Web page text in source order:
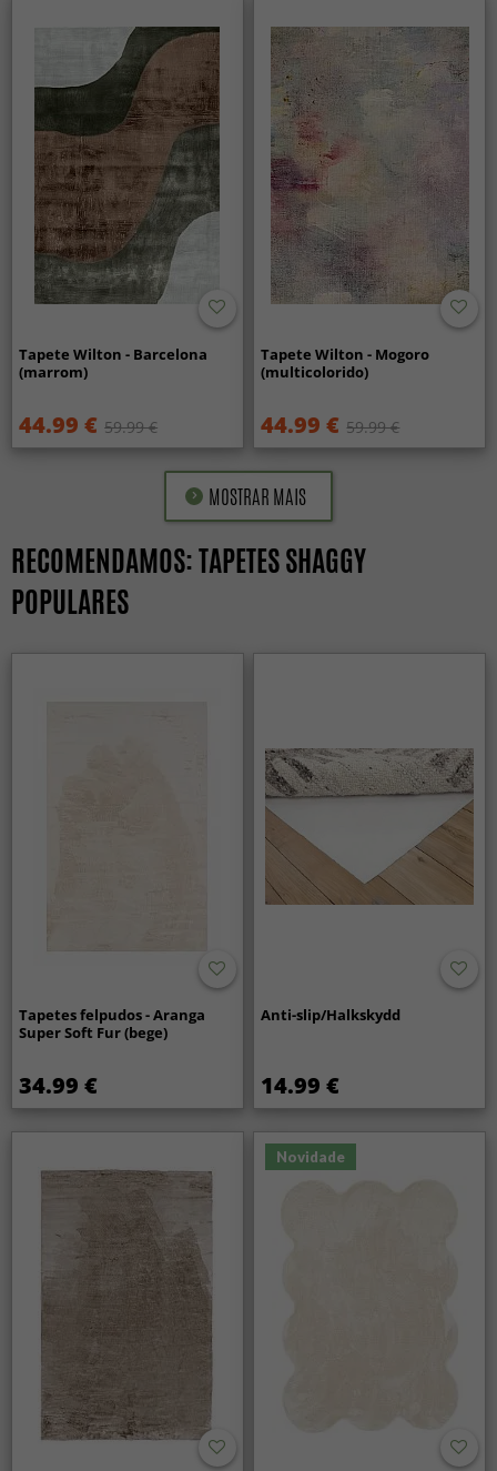
Tapete Wilton - Barcelona
(marrom)
44.99 € 59.99 €
Tapete Wilton - Mogoro
(multicolorido)
44.99 € 59.99 €
MOSTRAR MAIS
RECOMENDAMOS: TAPETES SHAGGY
POPULARES
Tapetes felpudos - Aranga
Super Soft Fur (bege)
34.99 €
Anti-slip/Halkskydd
14.99 €
Novidade